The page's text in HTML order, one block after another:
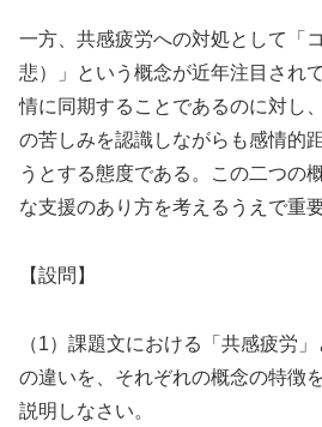
一方、共感疲労への対処として「
悲）」という概念が近年注目され
情に同期することであるのに対し
の苦しみを認識しながらも感情的
うとする態度である。この二つの
な支援のあり方を考えるうえで重
【設問】
（1）課題文における「共感疲労
の違いを、それぞれの概念の特徴
説明しなさい。